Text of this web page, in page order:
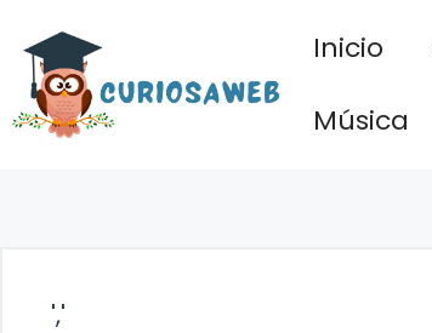
contenido
Inicio
Música
','